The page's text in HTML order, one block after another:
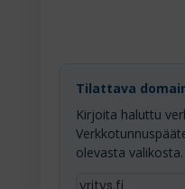
Tilattava
Kirjoita haluttu
olevasta valikosta.